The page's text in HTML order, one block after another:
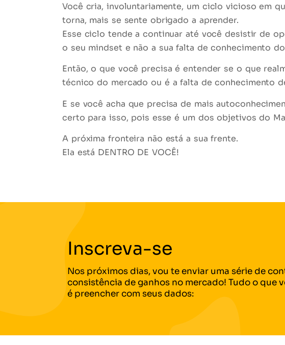
Você cria, involuntariamente, um ciclo vicioso em
torna, mais se sente obrigado a aprender.
Esse ciclo tende a continuar até você desistir de
o seu mindset e não a sua falta de conhecimento
Então, o que você precisa é entender se o que
técnico do mercado ou é a falta de conhecimento
E se você acha que precisa de mais
certo para isso, pois esse é um dos objetivos do
A próxima fronteira não está a sua frente.
Ela está DENTRO DE VOCÊ!
Inscreva-se
Nos próximos dias, vou te enviar uma série de
consistência de ganhos no mercado! Tudo o que
é preencher com seus dados: